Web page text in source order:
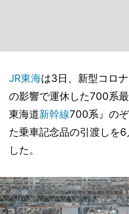
JR東海は3日、新型コロ
の影響で運休した700系
東海道新幹線700系』の
た乗車記念品の引渡しを
した。